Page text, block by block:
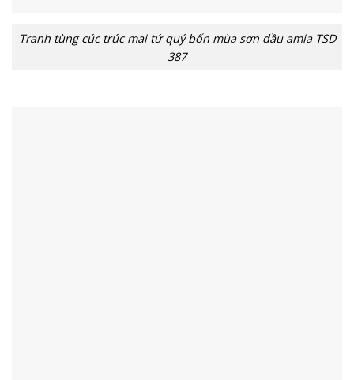
Tranh tùng cúc trúc mai tứ quý bốn mùa sơn dầu amia TSD
387